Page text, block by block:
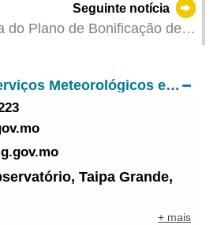
Seguinte notícia
do Plano de Bonificação de
bancos no aceleramento do
e autorização
Direcção dos Serviços Meteorológicos e Geofísicos
Taipa Grande,
+ mais